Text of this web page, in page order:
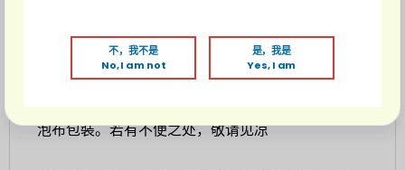
美食搭配：蛋糕、寿司、牛排、日料
※本商品因日本原厂未提供外盒，故出货时将以气
泡布包裝。若有不便之处，敬请见凉
不，我不是
No, I am not
是，我是
Yes, I am